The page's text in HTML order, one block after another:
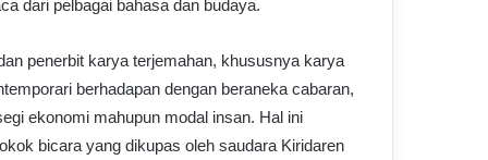
dari pelbagai bahasa dan budaya.
penerbit karya terjemahan, khususnya karya
berhadapan dengan beraneka cabaran,
ekonomi mahupun modal insan. Hal ini
bicara yang dikupas oleh saudara Kiridaren